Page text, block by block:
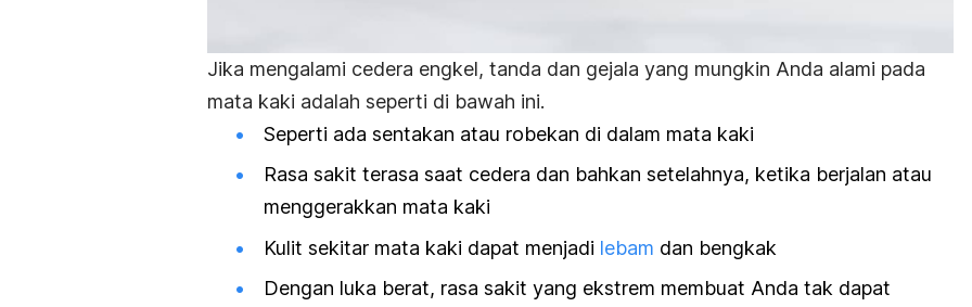
Jika mengalami cedera engkel, tanda dan gejala yang mungkin Anda alami pada
mata kaki adalah seperti di bawah ini.
Seperti ada sentakan atau robekan di dalam mata kaki
Rasa sakit terasa saat cedera dan bahkan setelahnya, ketika berjalan atau
menggerakkan mata kaki
Kulit sekitar mata kaki dapat menjadi lebam dan bengkak
Dengan luka berat, rasa sakit yang ekstrem membuat Anda tak dapat